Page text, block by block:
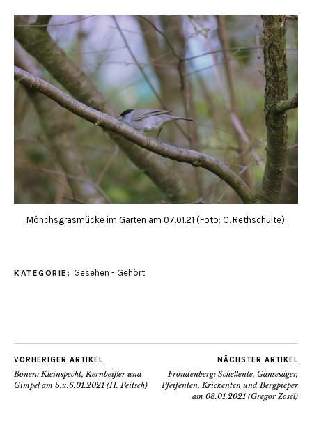
Mönchsgrasmücke im Garten am 07.01.21 (Foto: C. Rethschulte).
KATEGORIE: Gesehen - Gehört
VORHERIGER ARTIKEL
Bönen: Kleinspecht, Kernbeißer und
Gimpel am 5.u.6.01.2021 (H. Peitsch)
NÄCHSTER ARTIKEL
Fröndenberg: Schellente, Gänsesäger,
Pfeifenten, Krickenten und Bergpieper
am 08.01.2021 (Gregor Zosel)